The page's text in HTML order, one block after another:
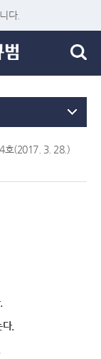
다.
호(2017. 3. 28.)
.